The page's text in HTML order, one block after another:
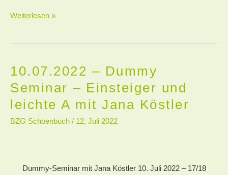
Weiterlesen »
10.07.2022 – Dummy
Seminar – Einsteiger und
leichte A mit Jana Köstler
BZG Schoenbuch / 12. Juli 2022
Dummy-Seminar mit Jana Köstler 10. Juli 2022 – 17/18
10.07.2022
Dummy
Seminar
–